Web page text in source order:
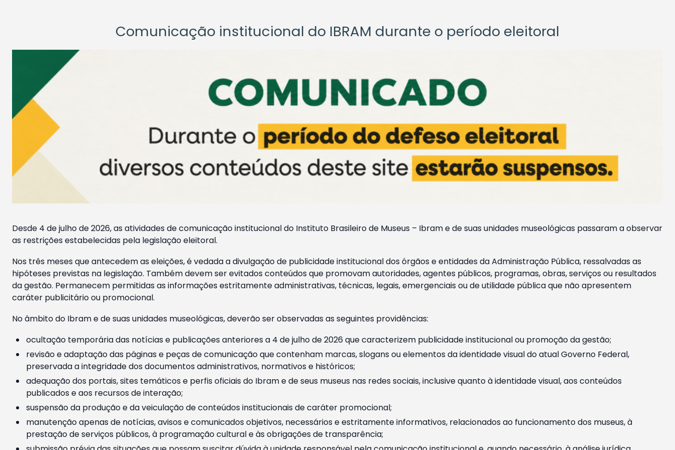
Comunicação institucional do IBRAM durante o período eleitoral
Desde 4 de julho de 2026, as atividades de comunicação institucional do Instituto Brasileiro de Museus – Ibram e de suas unidades museológicas passaram a observar
as restrições estabelecidas pela legislação eleitoral.
Nos três meses que antecedem as eleições, é vedada a divulgação de publicidade institucional dos órgãos e entidades da Administração Pública, ressalvadas as
hipóteses previstas na legislação. Também devem ser evitados conteúdos que promovam autoridades, agentes públicos, programas, obras, serviços ou resultados
da gestão. Permanecem permitidas as informações estritamente administrativas, técnicas, legais, emergenciais ou de utilidade pública que não apresentem
caráter publicitário ou promocional.
No âmbito do Ibram e de suas unidades museológicas, deverão ser observadas as seguintes providências:
ocultação temporária das notícias e publicações anteriores a 4 de julho de 2026 que caracterizem publicidade institucional ou promoção da gestão;
revisão e adaptação das páginas e peças de comunicação que contenham marcas, slogans ou elementos da identidade visual do atual Governo Federal,
preservada a integridade dos documentos administrativos, normativos e históricos;
adequação dos portais, sites temáticos e perfis oficiais do Ibram e de seus museus nas redes sociais, inclusive quanto à identidade visual, aos conteúdos
publicados e aos recursos de interação;
suspensão da produção e da veiculação de conteúdos institucionais de caráter promocional;
manutenção apenas de notícias, avisos e comunicados objetivos, necessários e estritamente informativos, relacionados ao funcionamento dos museus, à
prestação de serviços públicos, à programação cultural e às obrigações de transparência;